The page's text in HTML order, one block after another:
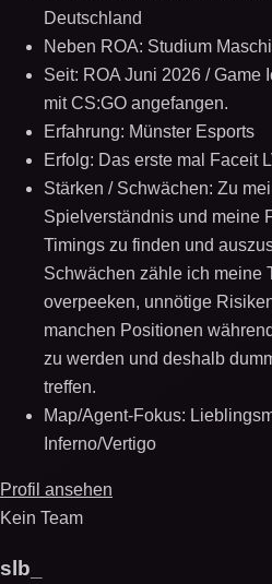
Deutschland
Neben ROA: Studium
Seit: ROA Juni 2026 / Game
mit CS:GO angefangen.
Erfahrung: Münster Esports
Erfolg: Das erste mal Faceit
Stärken / Schwächen: Zu
Spielverständnis und meine
Timings zu finden und
Schwächen zähle ich meine
overpeeken, unnötige
manchen Positionen
zu werden und deshalb
treffen.
Map/Agent-Fokus:
Inferno/Vertigo
Profil ansehen
Kein Team
slb_